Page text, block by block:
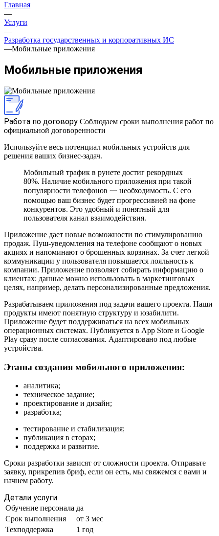
Главная
—
Услуги
—
Разработка государственных и корпоративных ИС
—Мобильные приложения
Мобильные приложения
Работа по договору Соблюдаем сроки выполнения работ по
официальной договоренности
Используйте весь потенциал мобильных устройств для
решения ваших бизнес-задач.
Мобильный трафик в рунете достиг рекордных
80%. Наличие мобильного приложения при такой
популярности телефонов 一 необходимость. С его
помощью ваш бизнес будет прогрессивней на фоне
конкурентов. Это удобный и понятный для
пользователя канал взаимодействия.
Приложение дает новые возможности по стимулированию
продаж. Пуш-уведомления на телефоне сообщают о новых
акциях и напоминают о брошенных корзинах. За счет легкой
коммуникации у пользователя повышается лояльность к
компании. Приложение позволяет собирать информацию о
клиентах: данные можно использовать в маркетинговых
целях, например, делать персонализированные предложения.
Разрабатываем приложения под задачи вашего проекта. Наши
продукты имеют понятную структуру и юзабилити.
Приложение будет поддерживаться на всех мобильных
операционных системах. Публикуется в App Store и Google
Play сразу после согласования. Адаптировано под любые
устройства.
Этапы создания мобильного приложения:
аналитика;
техническое задание;
проектирование и дизайн;
разработка;
тестирование и стабилизация;
публикация в сторах;
поддержка и развитие.
Сроки разработки зависят от сложности проекта. Отправьте
заявку, прикрепив бриф, если он есть, мы свяжемся с вами и
начнем работу.
Детали услуги
Обучение персонала да
Срок выполнения
от 3 мес
Техподдержка
1 год